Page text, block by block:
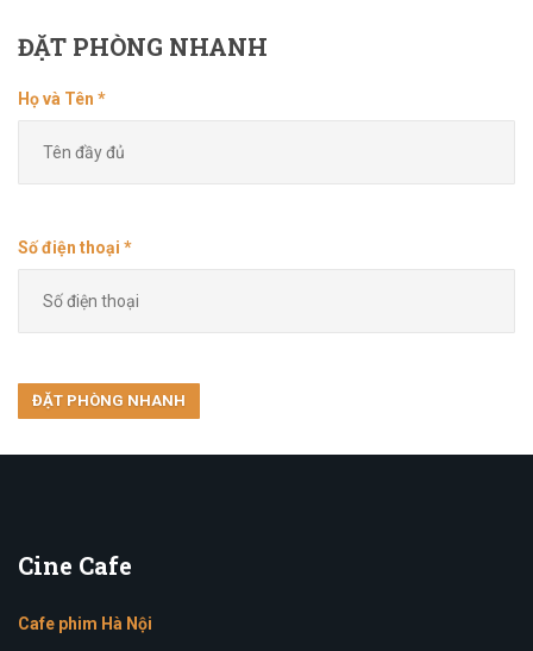
ĐẶTPHÒNG NHANH
Họ và Tên *
Số điện thoại *
Cine Cafe
Cafe phim Hà Nội